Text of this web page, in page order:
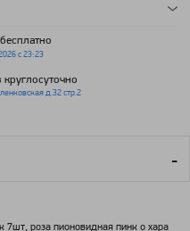
с 23:23
д.32 стр.2
7шт, роза пионовидная пинк о хара